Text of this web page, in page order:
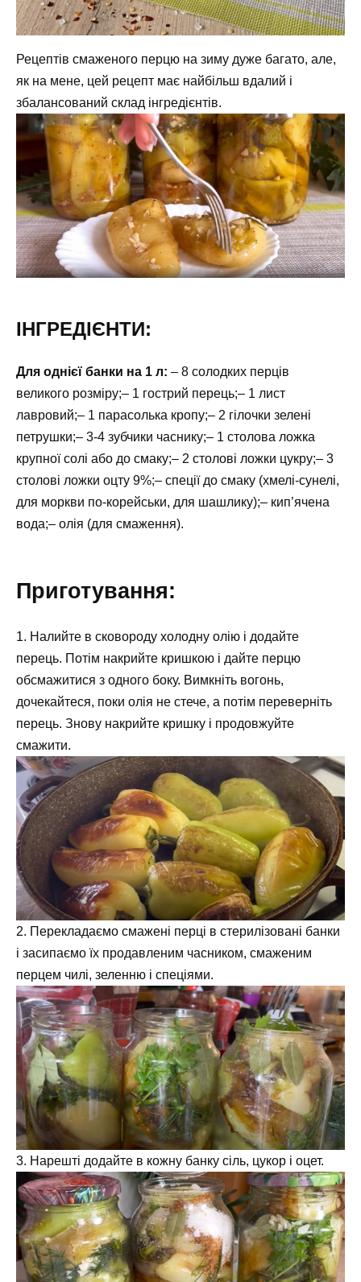
Рецептів смаженого перцю на зиму дуже багато, але,
як на мене, цей рецепт має найбільш вдалий і
збалансований склад інгредієнтів.
ІНГРЕДІЄНТИ:
Для однієї банки на 1 л: – 8 солодких перців
великого розміру;– 1 гострий перець;– 1 лист
лавровий;– 1 парасолька кропу;– 2 гілочки зелені
петрушки;– 3-4 зубчики часнику;– 1 столова ложка
крупної солі або до смаку;– 2 столові ложки цукру;– 3
столові ложки оцту 9%;– спеції до смаку (хмелі-сунелі,
для моркви по-корейськи, для шашлику);– кип’ячена
вода;– олія (для смаження).
Приготування:
1. Налийте в сковороду холодну олію і додайте
перець. Потім накрийте кришкою і дайте перцю
обсмажитися з одного боку. Вимкніть вогонь,
дочекайтеся, поки олія не стече, а потім переверніть
перець. Знову накрийте кришку і продовжуйте
смажити.
2. Перекладаємо смажені перці в стерилізовані банки
і засипаємо їх продавленим часником, смаженим
перцем чилі, зеленню і спеціями.
3. Нарешті додайте в кожну банку сіль, цукор і оцет.